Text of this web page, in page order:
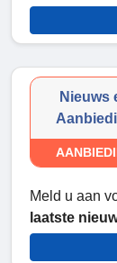
Nieuws
Meld u aan
laatste